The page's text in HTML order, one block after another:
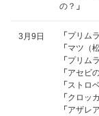
の？ 」
3月9日 「 プリム
「 マツ（
「 プリム
「 アセビ
「 ストロ
「 クロッ
「 アザレ